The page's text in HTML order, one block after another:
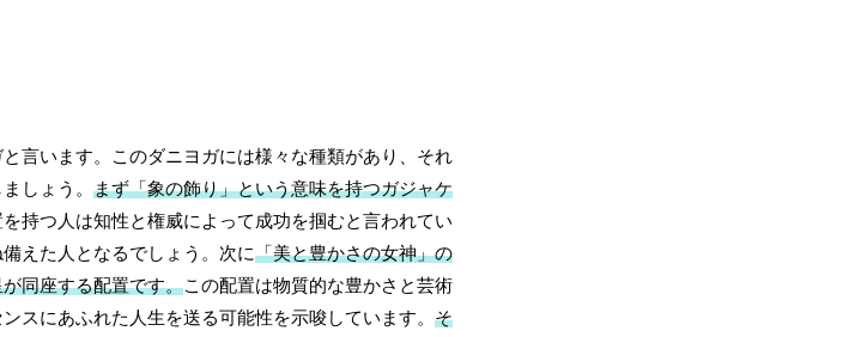
言います。このダニヨガには様々な種類があり、それ
しょう。 まず「象の飾り」という意味を持つガジャケ
を持つ人は知性と権威によって成功を掴むと言われてい
えた人となるでしょう。次に「美と豊かさの女神」の
同座する配置です。この配置は物質的な豊かさと芸術
スにあふれた人生を送る可能性を示唆しています。 そ